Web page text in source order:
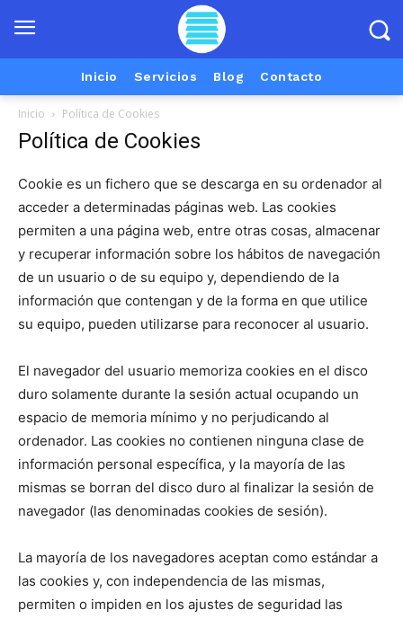
Inicio Servicios Blog Contacto
Inicio Política de Cookies
Política de Cookies
Cookie es un fichero que se descarga en su ordenador al
acceder a determinadas páginas web. Las cookies
permiten a una página web, entre otras cosas, almacenar
y recuperar información sobre los hábitos de navegación
de un usuario o de su equipo y, dependiendo de la
información que contengan y de la forma en que utilice
su equipo, pueden utilizarse para reconocer al usuario.
El navegador del usuario memoriza cookies en el disco
duro solamente durante la sesión actual ocupando un
espacio de memoria mínimo y no perjudicando al
ordenador. Las cookies no contienen ninguna clase de
información personal específica, y la mayoría de las
mismas se borran del disco duro al finalizar la sesión de
navegador (las denominadas cookies de sesión).
La mayoría de los navegadores aceptan como estándar a
las cookies y, con independencia de las mismas,
permiten o impiden en los ajustes de seguridad las